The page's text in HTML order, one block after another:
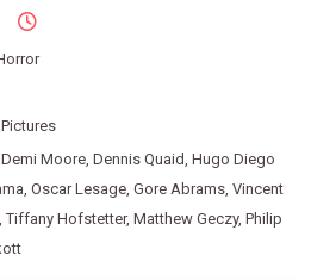
Demi Moore, Dennis Quaid, Hugo Diego
, Oscar Lesage, Gore Abrams, Vincent
,Tiffany Hofstetter, Matthew Geczy, Philip